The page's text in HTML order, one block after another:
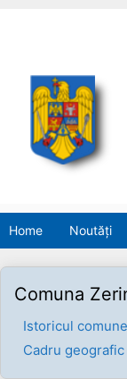
Home Noutăți
Comuna
Istoricul
Cadru geografic